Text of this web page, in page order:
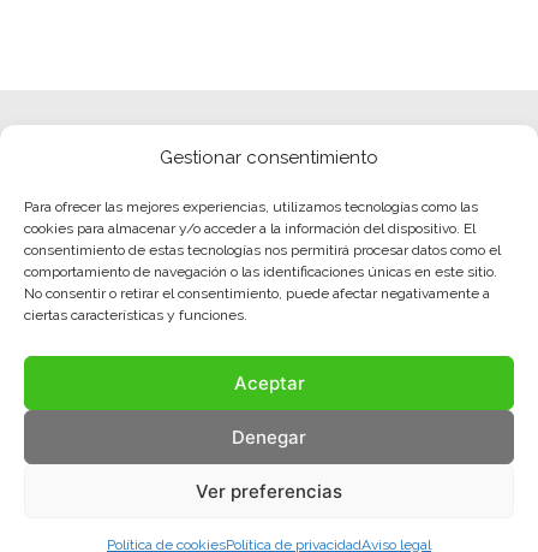
Gestionar consentimiento
Para ofrecer las mejores experiencias, utilizamos tecnologías como las
cookies para almacenar y/o acceder a la información del dispositivo. El
consentimiento de estas tecnologías nos permitirá procesar datos como el
comportamiento de navegación o las identificaciones únicas en este sitio.
No consentir o retirar el consentimiento, puede afectar negativamente a
ciertas características y funciones.
Aceptar
Denegar
Ver preferencias
Política de cookiesPolítica de privacidadAviso legal